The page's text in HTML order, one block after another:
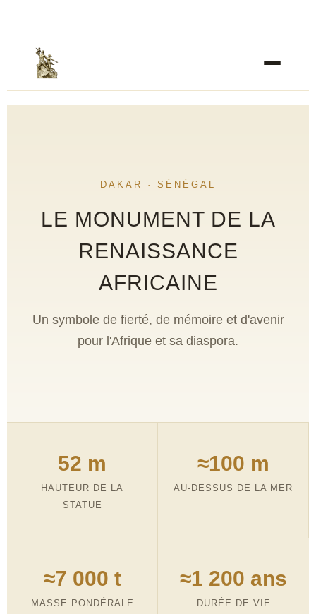
DAKAR · SÉNÉGAL
LE MONUMENT DE LA
RENAISSANCE
AFRICAINE
Un symbole de fierté, de mémoire et d'avenir
pour l'Afrique et sa diaspora.
52 m
HAUTEUR DE LA
STATUE
≈100 m
AU-DESSUS DE LA MER
≈7 000 t
MASSE PONDÉRALE
≈1 200 ans
DURÉE DE VIE